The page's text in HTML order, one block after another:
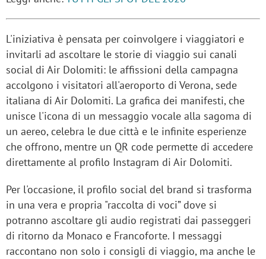
L'iniziativa è pensata per coinvolgere i viaggiatori e
invitarli ad ascoltare le storie di viaggio sui canali
social di Air Dolomiti: le affissioni della campagna
accolgono i visitatori all'aeroporto di Verona, sede
italiana di Air Dolomiti. La grafica dei manifesti, che
unisce l'icona di un messaggio vocale alla sagoma di
un aereo, celebra le due città e le infinite esperienze
che offrono, mentre un QR code permette di accedere
direttamente al profilo Instagram di Air Dolomiti.
Per l'occasione, il profilo social del brand si trasforma
in una vera e propria "raccolta di voci” dove si
potranno ascoltare gli audio registrati dai passeggeri
di ritorno da Monaco e Francoforte. I messaggi
raccontano non solo i consigli di viaggio, ma anche le